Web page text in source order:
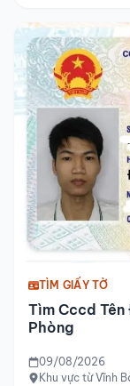
TÌM GIẤY TỜ
Tìm Cccd
Phòng
09/08/2026
Khu vực từ Vĩnh